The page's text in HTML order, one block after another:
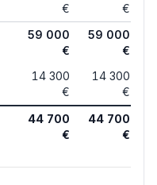
€
€
59 000
€
59 000
€
14 300
€
14 300
€
44 700
€
44 700
€